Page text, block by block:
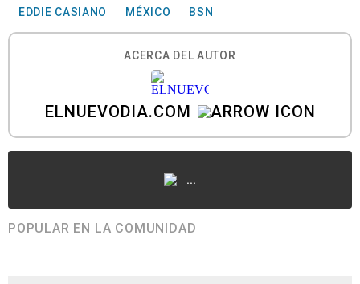
EDDIE CASIANO MÉXICO BSN
ACERCA DEL AUTOR
ELNUEVODIA.COM
...
POPULAR EN LA COMUNIDAD